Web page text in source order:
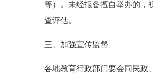
等）。未经报备擅自举办的，
查评估。
三、加强宣传监督
各地教育行政部门要会同民政